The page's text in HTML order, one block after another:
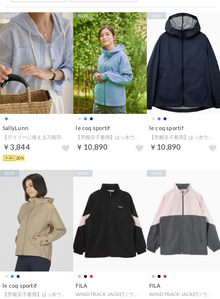
SallyLunn
￥3,844
HOT
20%
le coq sportif
￥10,890
NEW
le coq sportif
￥10,890
NEW
le coq sportif
NEW
FILA
NEW
FILA
NEW